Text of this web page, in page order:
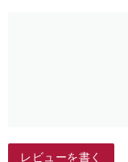
レビューを書く